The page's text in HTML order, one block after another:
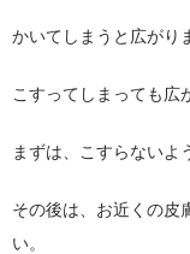
かいてしまうと広がり
こすってしまっても広
まずは、こすらないよ
その後は、お近くの皮
い。